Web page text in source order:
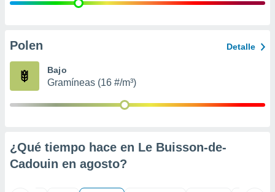
e
publicidad
Polen Detalle
Bajo
Gramíneas (16 #/m³)
¿Qué tiempo hace en Le Buisson-de-
Cadouin en agosto?